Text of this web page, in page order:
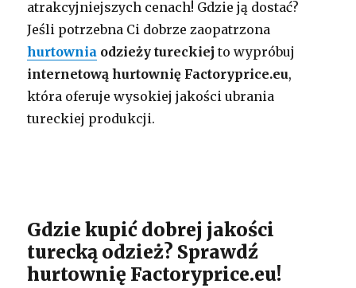
atrakcyjniejszych cenach! Gdzie ją dostać?
Jeśli potrzebna Ci dobrze zaopatrzona
hurtownia odzieży tureckiej to wypróbuj
internetową hurtownię Factoryprice.eu,
która oferuje wysokiej jakości ubrania
tureckiej produkcji.
Gdzie kupić dobrej jakości
turecką odzież? Sprawdź
hurtownię Factoryprice.eu!